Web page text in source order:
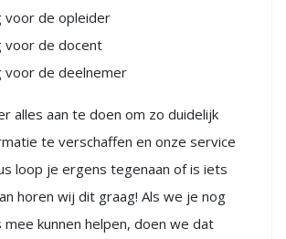
voor de opleider
voor de docent
voor de deelnemer
alles aan te doen om zo duidelijk
te verschaffen en onze service
loop je ergens tegenaan of is iets
horen wij dit graag! Als we je nog
kunnen helpen, doen we dat